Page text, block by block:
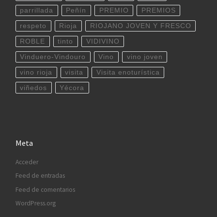
parrillada Peñín PREMIO PREMIOS
respeto Rioja RIOJANO JOVEN Y FRESCO
ROBLE tinto VIDIVINO
Vinduero-Vindouro Vino vino joven
vino rioja visita Visita enoturística
viñedos Yécora
Meta
Acceder
Feed de entradas
Feed de comentarios
WordPress.org